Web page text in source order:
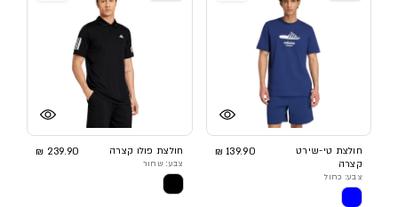
חולצת טי-שירט
קצרה
139.90 ₪
צבע: כחול
חולצת פולו קצרה 239.90 ₪
צבע: שחור